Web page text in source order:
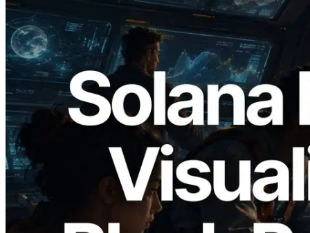
2026.05.24
Validators Solutions запускает Solana
Block Analyzer — визуализация
времени генерации блоков и
назначенных валидаторов на уровне
слотов